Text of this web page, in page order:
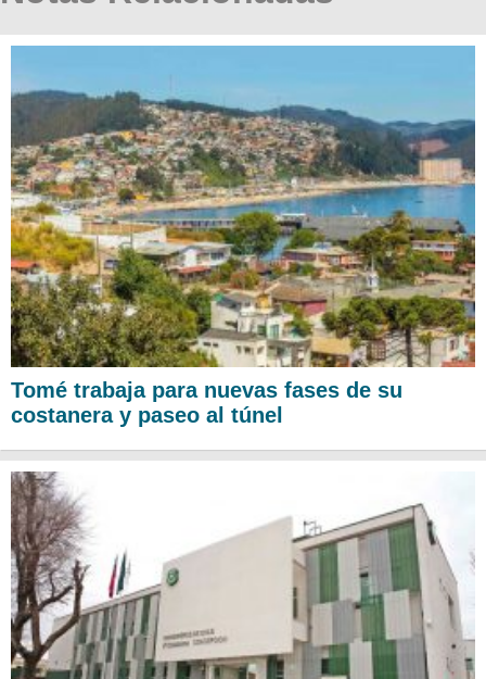
Tomé trabaja para nuevas fases de su
costanera y paseo al túnel